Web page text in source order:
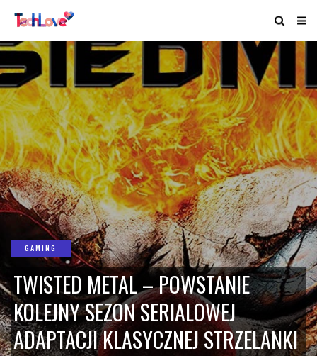
GAMING
TWISTED METAL – POWSTANIE
KOLEJNY SEZON SERIALOWEJ
ADAPTACJI KLASYCZNEJ STRZELANKI